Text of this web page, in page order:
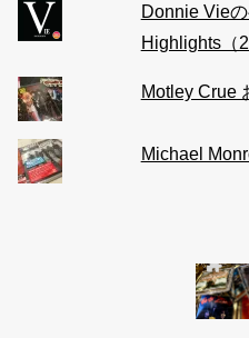
Donnie Vie
Highlights（
Motley Crue
Michael